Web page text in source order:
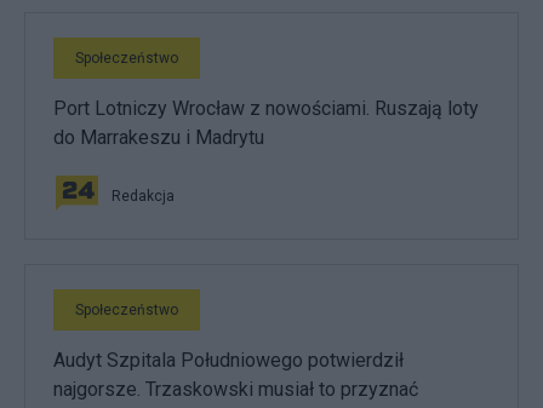
Społeczeństwo
Port Lotniczy Wrocław z nowościami. Ruszają loty
do Marrakeszu i Madrytu
Redakcja
Społeczeństwo
Audyt Szpitala Południowego potwierdził
najgorsze. Trzaskowski musiał to przyznać